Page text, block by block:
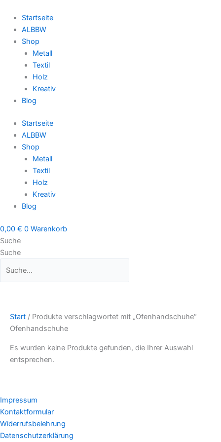
Inhalt
springen
Startseite
ALBBW
Shop
Metall
Textil
Holz
Kreativ
Blog
Startseite
ALBBW
Shop
Metall
Textil
Holz
Kreativ
Blog
0,00 € 0 Warenkorb
Suche
Suche
Start / Produkte verschlagwortet mit „Ofenhandschuhe“
Ofenhandschuhe
Es wurden keine Produkte gefunden, die Ihrer Auswahl
entsprechen.
Impressum
Kontaktformular
Widerrufsbelehrung
Datenschutzerklärung